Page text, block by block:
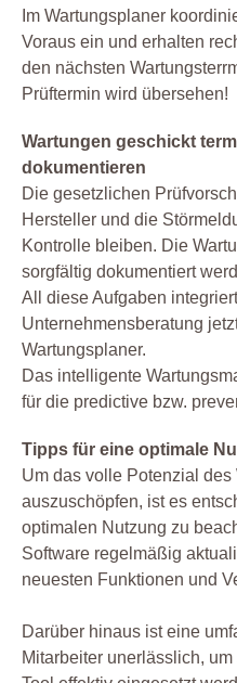
Im Wartungsplaner
Voraus ein und erhalten
den nächsten
Prüftermin wird übersehen!
Wartungen geschickt
dokumentieren
Die gesetzlichen
Hersteller und die
Kontrolle bleiben. Die
sorgfältig dokumentiert
All diese Aufgaben
Unternehmensberatung
Wartungsplaner.
Das intelligente
für die predictive bzw.
Tipps für eine optimale
Um das volle Potenzial des
auszuschöpfen, ist es
optimalen Nutzung zu
Software regelmäßig
neuesten Funktionen und
Darüber hinaus ist eine
Mitarbeiter unerlässlich,